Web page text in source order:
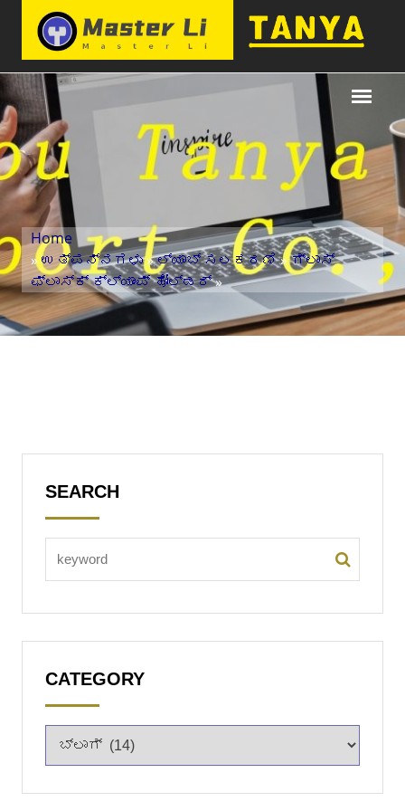
Home
»ಉತ್ಪನ್ನಗಳು»ಲ್ಯಾಬ್ ಸಲಕರಣೆ»ಗ್ಲಾಸ್
ಫ್ಲಾಸ್ಕ್ ಕ್ಲ್ಯಾಂಪ್ ಹೋಲ್ಡರ್»
SEARCH
CATEGORY